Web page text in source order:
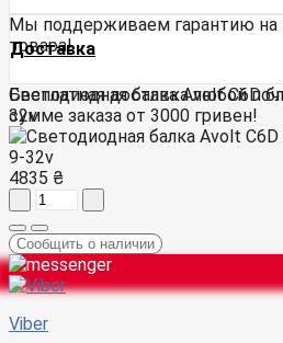
Мы поддерживаем гарантию на
товара!
Доставка
Бесплатная доставка любой
сумме заказа от 3000 гривен!
Светодиодная балка Avolt C6D
32v
4835 ₴
Сообщить о наличии
Viber